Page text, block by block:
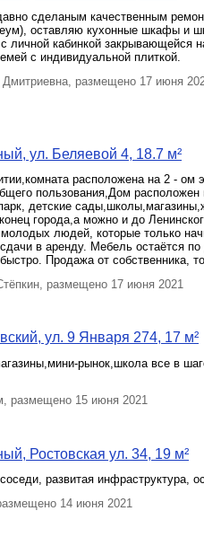
сделаным качественным
оставляю кухонные шкафы и
личной кабинкой закрывающейся
с индивидуальной плиткой.
размещено 17 июня
ул. Беляевой 4, 18.7 м²
расположена на 2 - ом
пользования,Дом
детские
города,а можно и до
людей, которые только
в аренду. Мебель остаётся по
Продажа от собственника,
размещено 17 июня 2021
ул. 9 Января 274, 17 м²
рынок,школа все в
размещено 15 июня 2021
Ростовская ул. 34, 19 м²
развитая инфраструктура,
14 июня 2021